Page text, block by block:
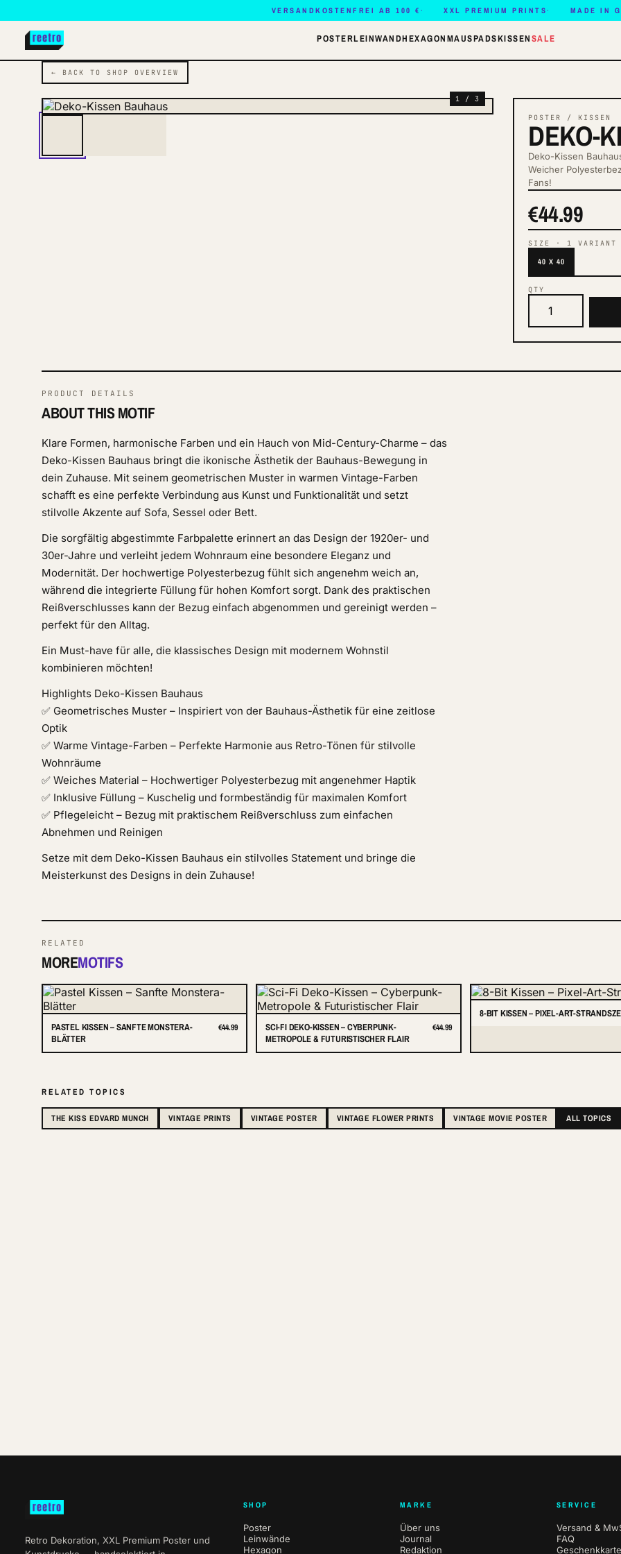
VERSANDKOSTENFREI AB 100 € XXL PREMIUM PRINTS MADE IN
POSTERLEINWANDHEXAGONMAUSPADSKISSENSALE
← BACK TO SHOP OVERVIEW
1 / 3
POSTER / KISSEN
DEKO-
Deko-Kissen
Weicher
Fans!
€44.99
SIZE · 1 VARIANT
40 X 40
QTY
PRODUCT DETAILS
ABOUT THIS MOTIF
Klare Formen, harmonische Farben und ein Hauch von Mid-Century-Charme – das
Deko-Kissen Bauhaus bringt die ikonische Ästhetik der Bauhaus-Bewegung in
dein Zuhause. Mit seinem geometrischen Muster in warmen Vintage-Farben
schafft es eine perfekte Verbindung aus Kunst und Funktionalität und setzt
stilvolle Akzente auf Sofa, Sessel oder Bett.
Die sorgfältig abgestimmte Farbpalette erinnert an das Design der 1920er- und
30er-Jahre und verleiht jedem Wohnraum eine besondere Eleganz und
Modernität. Der hochwertige Polyesterbezug fühlt sich angenehm weich an,
während die integrierte Füllung für hohen Komfort sorgt. Dank des praktischen
Reißverschlusses kann der Bezug einfach abgenommen und gereinigt werden –
perfekt für den Alltag.
Ein Must-have für alle, die klassisches Design mit modernem Wohnstil
kombinieren möchten!
Highlights Deko-Kissen Bauhaus
✅ Geometrisches Muster – Inspiriert von der Bauhaus-Ästhetik für eine zeitlose
Optik
✅ Warme Vintage-Farben – Perfekte Harmonie aus Retro-Tönen für stilvolle
Wohnräume
✅ Weiches Material – Hochwertiger Polyesterbezug mit angenehmer Haptik
✅ Inklusive Füllung – Kuschelig und formbeständig für maximalen Komfort
✅ Pflegeleicht – Bezug mit praktischem Reißverschluss zum einfachen
Abnehmen und Reinigen
Setze mit dem Deko-Kissen Bauhaus ein stilvolles Statement und bringe die
Meisterkunst des Designs in dein Zuhause!
RELATED
MOREMOTIFS
PASTEL KISSEN – SANFTE MONSTERA-
BLÄTTER
€44.99
SCI-FI DEKO-KISSEN – CYBERPUNK-
METROPOLE & FUTURISTISCHER FLAIR
€44.99
8-BIT KISSEN – PIXEL-ART-
RELATED TOPICS
THE KISS EDVARD MUNCH VINTAGE PRINTS VINTAGE POSTER VINTAGE FLOWER PRINTS VINTAGE MOVIE POSTER ALL TOPICS
Retro Dekoration, XXL Premium Poster und
SHOP
Poster
Leinwände
Hexagon
MARKE
Über uns
Journal
Redaktion
SERVICE
Versand &
FAQ